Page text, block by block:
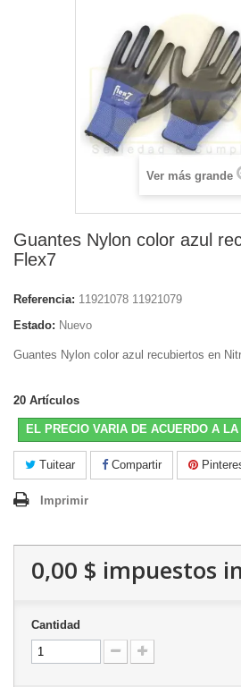
Ver más grande
Guantes Nylon color azul
Flex7
Referencia: 11921078 11921079
Estado: Nuevo
Guantes Nylon color azul recubiertos en
20 Artículos
EL PRECIO VARIA DE ACUERDO A
Tuitear Compartir
Imprimir
0,00 $ impuestos
Cantidad